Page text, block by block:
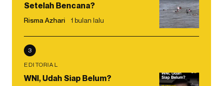
Setelah Bencana?
Risma Azhari 1 bulan lalu
3
EDITORIAL
WNI, Udah Siap Belum?